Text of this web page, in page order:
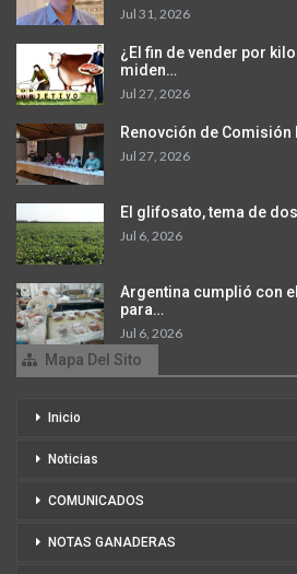
Jul 31, 2026
¿El fin de vender por
miden…
Jul 27, 2026
Renovción de Comisión
Jul 27, 2026
El glifosato, tema de
Jul 6, 2026
Argentina cumplió con
para…
Jul 6, 2026
Mapa Del Sito
Inicio
Noticias
COMUNICADOS
NOTAS GANADERAS